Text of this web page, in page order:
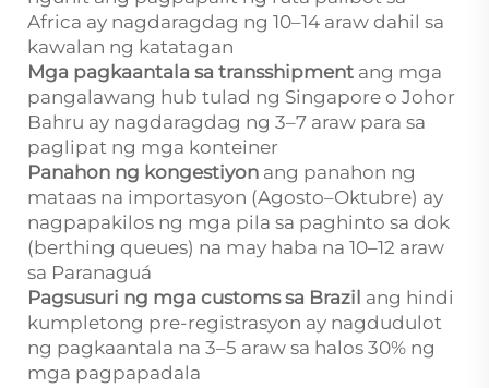
Africa ay nagdaragdag ng 10–14 araw dahil sa
kawalan ng katatagan
Mga pagkaantala sa transshipment ang mga
pangalawang hub tulad ng Singapore o Johor
Bahru ay nagdaragdag ng 3–7 araw para sa
paglipat ng mga konteiner
Panahon ng kongestiyon ang panahon ng
mataas na importasyon (Agosto–Oktubre) ay
nagpapakilos ng mga pila sa paghinto sa dok
(berthing queues) na may haba na 10–12 araw
sa Paranaguá
Pagsusuri ng mga customs sa Brazil ang hindi
kumpletong pre-registrasyon ay nagdudulot
ng pagkaantala na 3–5 araw sa halos 30% ng
mga pagpapadala